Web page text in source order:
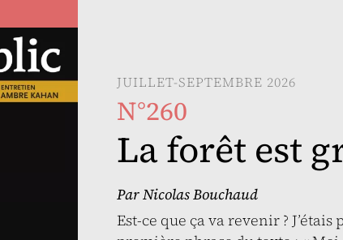
JUILLET-SEPTEMBRE 2026
N°260
La forêt est
ParNicolas Bouchaud
Est-ce que ça va revenir ?